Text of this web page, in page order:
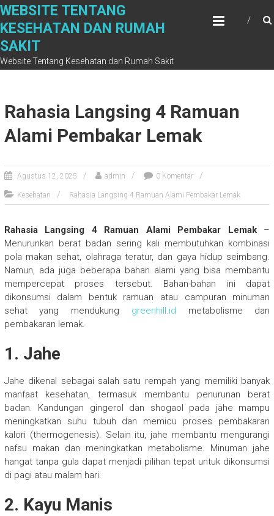
Skip
content
WEBSITE TENTANG
KESEHATAN DAN RUMAH
SAKIT
Website Tentang Kesehatan dan Rumah Sakit
Rahasia Langsing 4 Ramuan
Alami Pembakar Lemak
Agustus 12, 2025 admin 0 Komentar
Kesehatan Rahasia Langsing 4 Ramuan Alami Pembakar Lemak
Rahasia Langsing 4 Ramuan Alami Pembakar Lemak–
Menurunkan berat badan sering kali membutuhkan kombinasi
pola makan sehat, olahraga teratur, dan gaya hidup seimbang.
Namun, ada juga beberapa bahan alami yang bisa membantu
mempercepat proses tersebut. Bahan-bahan ini dapat
dikonsumsi dalam bentuk ramuan atau campuran minuman
sehat yang mendukung greenhill.id metabolisme dan
pembakaran lemak.
1. Jahe
Jahe dikenal sebagai salah satu rempah yang memiliki banyak
manfaat kesehatan, termasuk membantu penurunan berat
badan. Kandungan gingerol dan shogaol pada jahe mampu
meningkatkan suhu tubuh dan memicu proses pembakaran
kalori (thermogenesis). Selain itu, jahe membantu mengurangi
nafsu makan dan meningkatkan metabolisme. Minuman jahe
hangat tanpa gula dapat menjadi pilihan tepat untuk dikonsumsi
di pagi atau malam hari.
2. Kayu Manis